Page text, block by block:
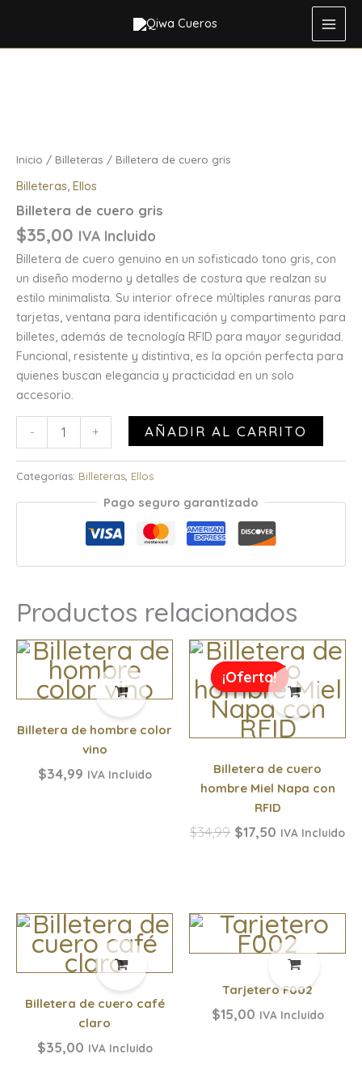
contenido
Inicio / Billeteras / Billetera de cuero gris
Billeteras Ellos
Billetera de cuero gris
$35,00 IVA Incluido
Billetera de cuero genuino en un sofisticado tono gris, con
un diseño moderno y detalles de costura que realzan su
estilo minimalista. Su interior ofrece múltiples ranuras para
tarjetas, ventana para identificación y compartimento para
billetes, además de tecnología RFID para mayor seguridad.
Funcional, resistente y distintiva, es la opción perfecta para
quienes buscan elegancia y practicidad en un solo
accesorio.
- + AÑADIR AL CARRITO
Categorías: Billeteras, Ellos
Pago seguro garantizado
Productos relacionados
Billetera de hombre color
vino
$34,99 IVA Incluido
¡Oferta!
¡Oferta!
Billetera de cuero
hombre Miel Napa con
RFID
$34,99
El
precio
original
era:
$34,99.
$17,50
El
precio
actual
es:
$17,50.
IVA Incluido
Billetera de cuero café
claro
$35,00 IVA Incluido
Tarjetero F002
$15,00 IVA Incluido